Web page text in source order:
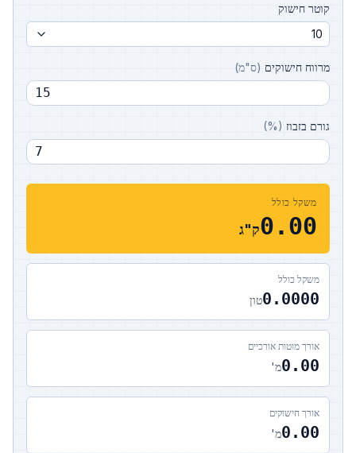
קוטר חישוק
10
מרווח חישוקים (ס"מ)
גורם בזבוז (
%
)
משקל כולל
0.00ק"ג
משקל כולל
0.0000טון
אורך מוטות אורכיים
0.00מ'
אורך חישוקים
0.00מ'